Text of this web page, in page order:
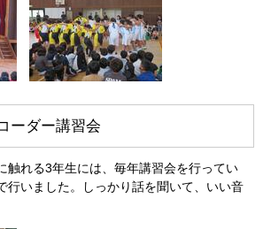
ーダー講習会
れる3年生には、毎年講習会を行ってい
行いました。しっかり話を聞いて、いい音